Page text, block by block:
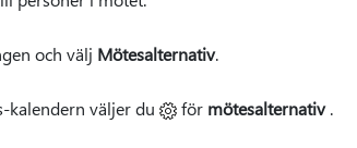
och välj Mötesalternativ.
kalendern väljer du för mötesalternativ.